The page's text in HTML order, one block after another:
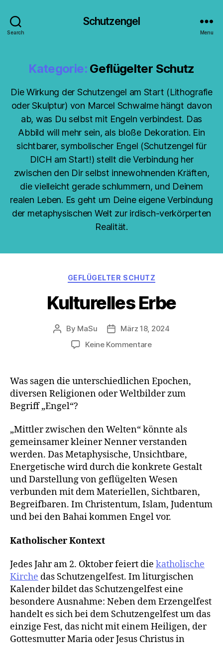
Search
Schutzengel
Menu
Kategorie: Geflügelter Schutz
Die Wirkung der Schutzengel am Start (Lithografie
oder Skulptur) von Marcel Schwalme hängt davon
ab, was Du selbst mit Engeln verbindest. Das
Abbild will mehr sein, als bloße Dekoration. Ein
sichtbarer, symbolischer Engel (Schutzengel für
DICH am Start!) stellt die Verbindung her
zwischen den Dir selbst innewohnenden Kräften,
die vielleicht gerade schlummern, und Deinem
realen Leben. Es geht um Deine eigene Verbindung
der metaphysischen Welt zur irdisch-verkörperten
Realität.
Categories
GEFLÜGELTER SCHUTZ
Kulturelles Erbe
Post
author
By MaSu
PostMärz 18, 2024
Keine Kommentarezu
Was sagen die unterschiedlichen Epochen,
diversen Religionen oder Weltbilder zum
Begriff „Engel“?
„Mittler zwischen den Welten“ könnte als
gemeinsamer kleiner Nenner verstanden
werden. Das Metaphysische, Unsichtbare,
Energetische wird durch die konkrete Gestalt
und Darstellung von geflügelten Wesen
verbunden mit dem Materiellen, Sichtbaren,
Begreifbaren. Im Christentum, Islam, Judentum
und bei den Bahai kommen Engel vor.
Katholischer Kontext
Jedes Jahr am 2. Oktober feiert die katholische
Kirche das Schutzengelfest. Im liturgischen
Kalender bildet das Schutzengelfest eine
besondere Ausnahme: Neben dem Erzengelfest
handelt es sich bei dem Schutzengelfest um das
einzige Fest, das nicht mit einem Heiligen, der
Gottesmutter Maria oder Jesus Christus in